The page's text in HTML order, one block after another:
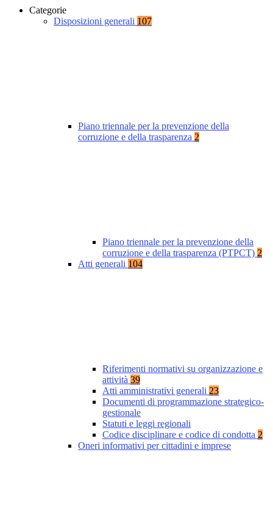
Categorie
Disposizioni generali 107
Piano triennale per la prevenzione della
corruzione e della trasparenza 2
Piano triennale per la prevenzione della
corruzione e della trasparenza (PTPCT) 2
Atti generali 104
Riferimenti normativi su organizzazione e
attività 39
Atti amministrativi generali 23
Documenti di programmazione strategico-
gestionale
Statuti e leggi regionali
Codice disciplinare e codice di condotta 2
Oneri informativi per cittadini e imprese